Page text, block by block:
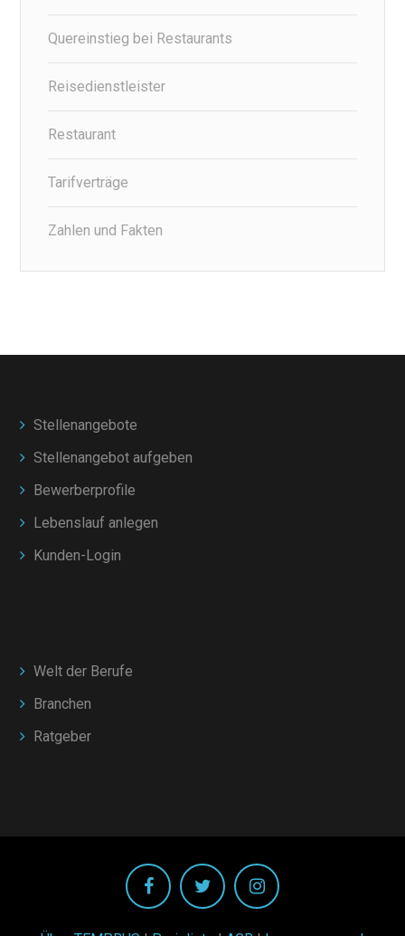
Quereinstieg bei Restaurants
Reisedienstleister
Restaurant
Tarifverträge
Zahlen und Fakten
Stellenangebote
Stellenangebot aufgeben
Bewerberprofile
Lebenslauf anlegen
Kunden-Login
Welt der Berufe
Branchen
Ratgeber